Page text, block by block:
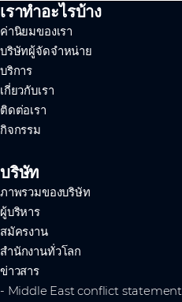
เราทำอะไรบ้าง
ค่านิยมของเรา
บริษัทผู้จัดจำหน่าย
บริการ
เกี่ยวกับเรา
ติดต่อเรา
กิจกรรม
บริษัท
ภาพรวมของบริษัท
ผู้บริหาร
สมัครงาน
สำนักงานทั่วโลก
ข่าวสาร
- Middle East conflict statement